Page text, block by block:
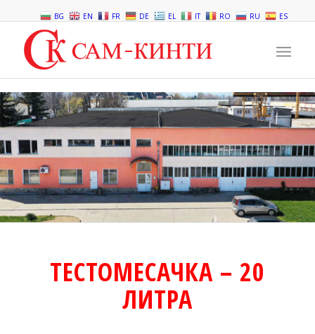
ТЕСТОМЕСАЧКА – 20
ЛИТРА
BG EN FR DE EL IT RO RU ES